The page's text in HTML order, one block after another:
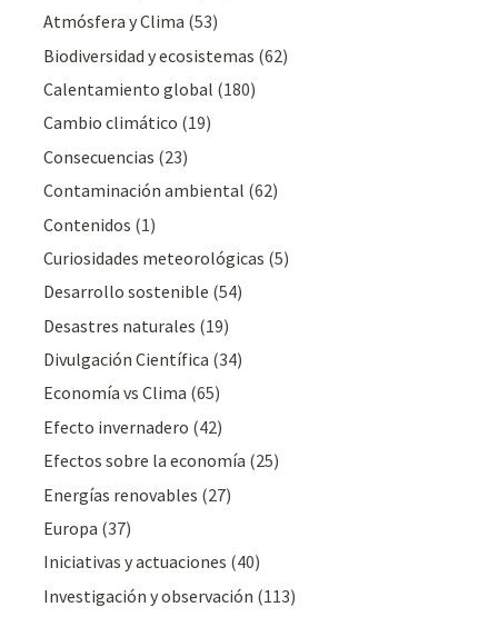
Atmósfera y Clima (53)
Biodiversidad y ecosistemas (62)
Calentamiento global (180)
Cambio climático (19)
Consecuencias (23)
Contaminación ambiental (62)
Contenidos (1)
Curiosidades meteorológicas (5)
Desarrollo sostenible (54)
Desastres naturales (19)
Divulgación Cientí­fica (34)
Economía vs Clima (65)
Efecto invernadero (42)
Efectos sobre la economía (25)
Energías renovables (27)
Europa (37)
Iniciativas y actuaciones (40)
Investigación y observación (113)